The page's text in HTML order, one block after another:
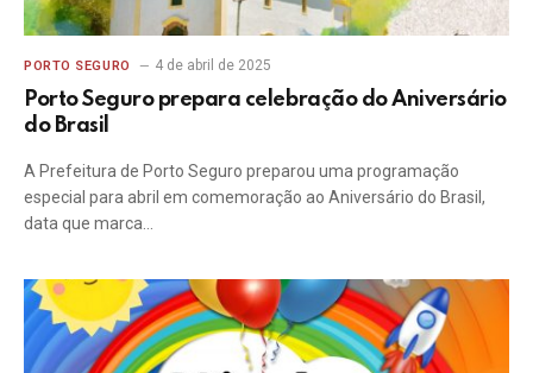
PORTO SEGURO 4 de abril de 2025
Porto Seguro prepara celebração do Aniversário
do Brasil
A Prefeitura de Porto Seguro preparou uma programação
especial para abril em comemoração ao Aniversário do Brasil,
data que marca…